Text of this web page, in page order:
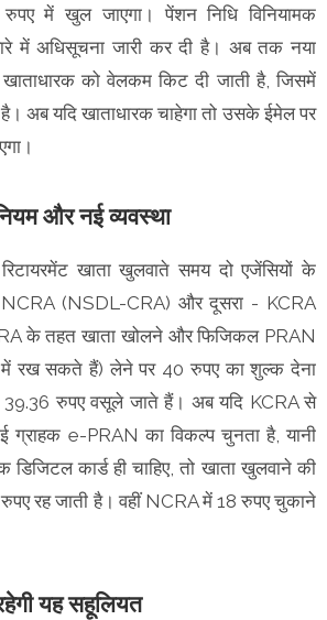
में खुल जाएगा। पेंशन निधि विनियामक
में अधिसूचना जारी कर दी है। अब तक नया
को वेलकम किट दी जाती है, जिसमें
अब यदि खाताधारक चाहेगा तो उसके ईमेल पर
और नई व्यवस्था
खाता खुलवाते समय दो एजेंसियों के
NCRA (NSDL-CRA) और दूसरा - KCRA
के तहत खाता खोलने और फिजिकल PRAN
में रख सकते हैं) लेने पर 40 रुपए का शुल्क देना
39.36 रुपए वसूले जाते हैं। अब यदि KCRA से
ग्राहक e-PRAN का विकल्प चुनता है, यानी
कार्ड ही चाहिए, तो खाता खुलवाने की
रह जाती है। वहीं NCRA में 18 रुपए चुकाने
यह सहूलियत